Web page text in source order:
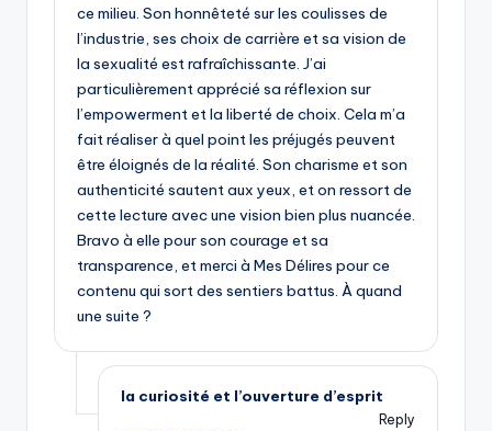
ce milieu. Son honnêteté sur les coulisses de
l’industrie, ses choix de carrière et sa vision de
la sexualité est rafraîchissante. J’ai
particulièrement apprécié sa réflexion sur
l’empowerment et la liberté de choix. Cela m’a
fait réaliser à quel point les préjugés peuvent
être éloignés de la réalité. Son charisme et son
authenticité sautent aux yeux, et on ressort de
cette lecture avec une vision bien plus nuancée.
Bravo à elle pour son courage et sa
transparence, et merci à Mes Délires pour ce
contenu qui sort des sentiers battus. À quand
une suite ?
la curiosité et l’ouverture d’esprit
Reply